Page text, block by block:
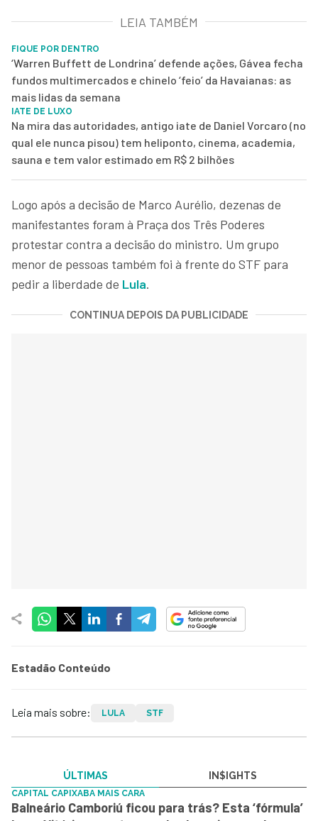
LEIA TAMBÉM
FIQUE POR DENTRO
‘Warren Buffett de Londrina’ defende ações, Gávea fecha
fundos multimercados e chinelo ‘feio’ da Havaianas: as
mais lidas da semana
IATE DE LUXO
Na mira das autoridades, antigo iate de Daniel Vorcaro (no
qual ele nunca pisou) tem heliponto, cinema, academia,
sauna e tem valor estimado em R$ 2 bilhões
Logo após a decisão de Marco Aurélio, dezenas de
manifestantes foram à Praça dos Três Poderes
protestar contra a decisão do ministro. Um grupo
menor de pessoas também foi à frente do STF para
pedir a liberdade de Lula.
CONTINUA DEPOIS DA PUBLICIDADE
Estadão Conteúdo
Leia mais sobre: LULA STF
ÚLTIMAS IN$IGHTS
CAPITAL CAPIXABA MAIS CARA
Balneário Camboriú ficou para trás? Esta ‘fórmula’